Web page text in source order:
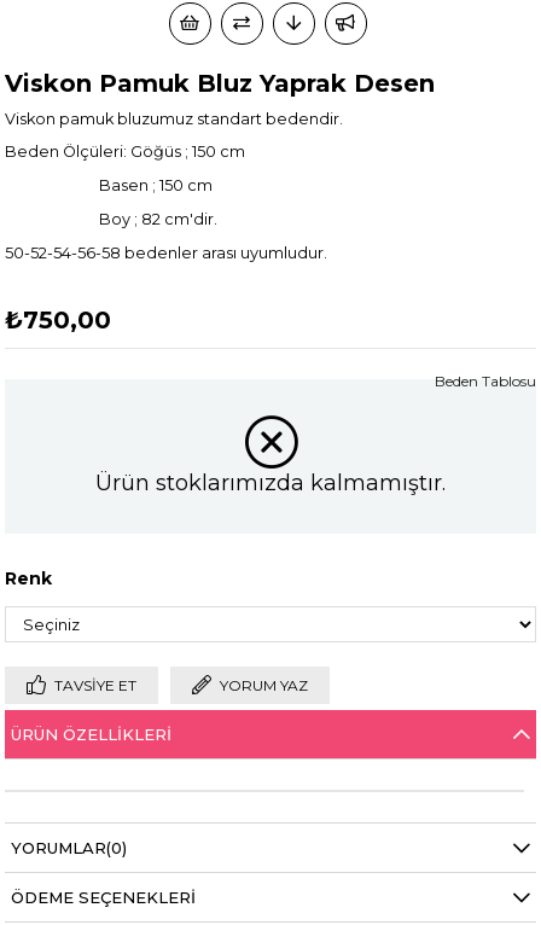
Viskon Pamuk Bluz Yaprak Desen
Viskon pamuk bluzumuz standart bedendir.
Beden Ölçüleri: Göğüs ; 150 cm
Basen ; 150 cm
Boy ; 82 cm'dir.
50-52-54-56-58 bedenler arası uyumludur.
₺750,00
Ürün stoklarımızda kalmamıştır.
Renk
Beden Tablosu
TAVSIYE ET YORUM YAZ
ÜRÜN ÖZELLIKLERI
YORUMLAR(0)
ÖDEME SEÇENEKLERI